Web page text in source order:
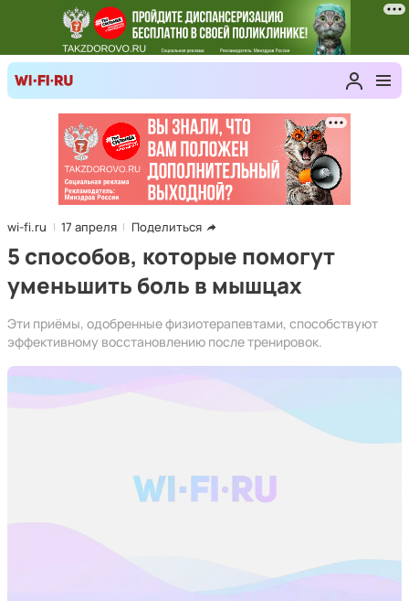
wi-fi.ru 17 апреля Поделиться
5 способов, которые помогут
уменьшить боль в мышцах
Эти приёмы, одобренные физиотерапевтами, способствуют
эффективному восстановлению после тренировок.